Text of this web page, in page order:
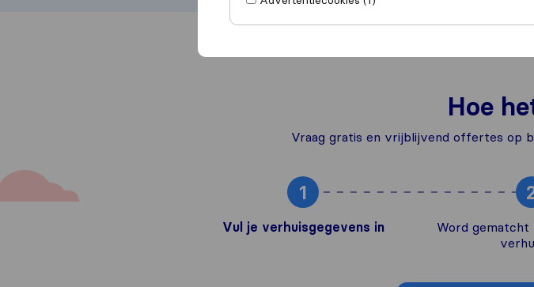
Hoe
Vraag gratis en vrijblijvend offertes op
1
Vul je verhuisgegevens in
Word gematcht